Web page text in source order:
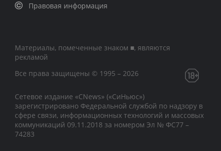
Правовая информация
Материалы, помеченные знаком ■, являются
рекламой
Все права защищены © 1995 – 2026
Сетевое издание «CNews» («СиНьюс»)
зарегистрировано Федеральной службой по надзору в
сфере связи, информационных технологий и массовых
коммуникаций 09.11.2018 за номером Эл № ФС77 –
74283